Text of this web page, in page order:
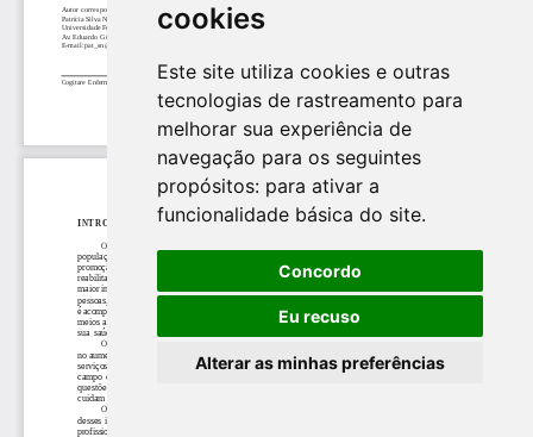
cookies
Este site utiliza cookies e outras
tecnologias de rastreamento para
melhorar sua experiência de
navegação para os seguintes
propósitos: para ativar a
funcionalidade básica do site.
Concordo
Eu recuso
Alterar as minhas preferências